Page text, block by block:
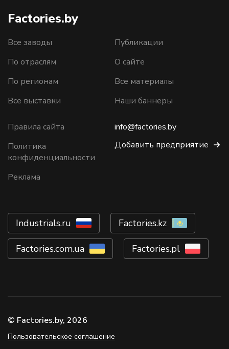
Factories.by
Все заводы
По отраслям
По регионам
Все выставки
Публикации
О сайте
Все материалы
Наши баннеры
Правила сайта
Политика
конфиденциальности
Реклама
info@factories.by
Добавить предприятие
Industrials.ru Factories.kz
Factories.com.ua Factories.pl
© Factories.by, 2026
Пользовательское соглашение